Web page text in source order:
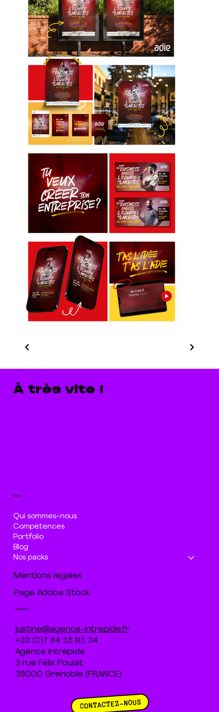
À très vite !
menu
Qui sommes-nous
Compétences
Portfolio
Blog
Nos packs
Mentions légales
Page Adobe Stock
contact
justine@agence-intrepide.fr
+33 (0)7 84 16 91 34
Agence Intrépide
3 rue Félix Poulat
38000 Grenoble (FRANCE)
CONTACTEZ-NOUS